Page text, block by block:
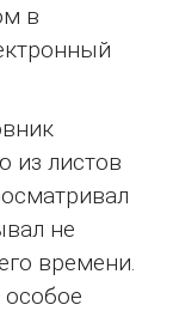
в
из листов
не
времени.